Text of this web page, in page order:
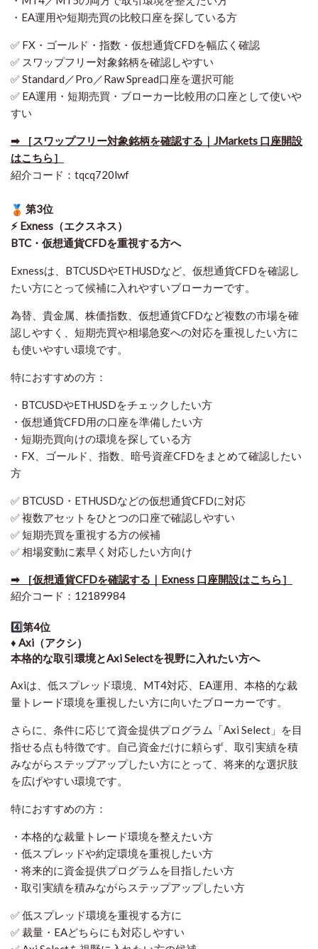
・EA運用や短期売買の比較口座を探している方
✅ FX・ゴールド・指数・仮想通貨CFDを幅広く確認
✅ スワップフリー対象銘柄を確認しやすい
✅ Standard／Pro／Raw Spread口座を選択可能
✅ EA運用・短期売買・ブローカー比較用の口座として使いや
すい
➡ ［スワップフリー対象銘柄を確認する｜JMarkets 口座開設
はこちら］
紹介コード：tqcq720lwf
第3位
⚡ Exness（エクスネス）
BTC・仮想通貨CFDを重視する方へ
Exnessは、BTCUSDやETHUSDなど、仮想通貨CFDを確認し
たい方にとって候補に入れやすいブローカーです。
為替、貴金属、株価指数、仮想通貨CFDなど複数の市場を確
認しやすく、短期売買や相場急変への対応を重視したい方に
も使いやすい環境です。
特におすすめの方：
・BTCUSDやETHUSDをチェックしたい方
・仮想通貨CFD用の口座を準備したい方
・短期売買向けの環境を探している方
・FX、ゴールド、指数、暗号資産CFDをまとめて確認したい
方
✅ BTCUSD・ETHUSDなどの仮想通貨CFDに対応
✅ 複数アセットをひとつの口座で確認しやすい
✅ 短期売買を重視する方の候補
✅ 相場変動に素早く対応したい方向け
➡ ［仮想通貨CFDを確認する｜Exness 口座開設はこちら］
紹介コード：12189984
4️⃣第4位
♦️ Axi（アクシ）
本格的な取引環境とAxi Selectを視野に入れたい方へ
Axiは、低スプレッド環境、MT4対応、EA運用、本格的な裁
量トレード環境を重視したい方に向いたブローカーです。
さらに、条件に応じて資金提供プログラム「Axi Select」を目
指せる点も特徴です。自己資金だけに頼らず、取引実績を積
みながらステップアップしたい方にとって、将来的な選択肢
を広げやすい環境です。
特におすすめの方：
・本格的な裁量トレード環境を整えたい方
・低スプレッドや約定環境を重視したい方
・将来的に資金提供プログラムを目指したい方
・取引実績を積みながらステップアップしたい方
✅ 低スプレッド環境を重視する方に
✅ 裁量・EAどちらにも対応しやすい